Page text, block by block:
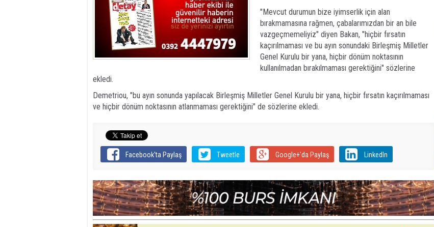
"Mevcut durumun bize iyimserlik için alan
bırakmamasına rağmen, çabalarımızdan bir an bile
vazgeçmemeliyiz" diyen Bakan, "hiçbir fırsatın
kaçırılmaması ve bu ayın sonundaki Birleşmiş Milletler
Genel Kurulu bir yana, hiçbir dönüm noktasının
kullanılmadan bırakılmaması gerektiğini" sözlerine
ekledi.
Demetriou, "bu ayın sonunda yapılacak Birleşmiş Milletler Genel Kurulu bir yana, hiçbir fırsatın kaçırılmaması
ve hiçbir dönüm noktasının atlanmaması gerektiğini" de sözlerine ekledi.
Facebook'ta Paylaş Tweetle Google+'da Paylaş LinkedIn